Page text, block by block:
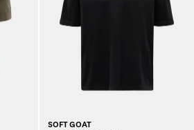
SOFT GOAT